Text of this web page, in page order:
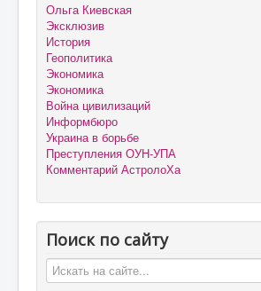
Ольга Киевская
Эксклюзив
История
Геополитика
Экономика
Экономика
Война цивилизаций
Информбюро
Украина в борьбе
Преступления ОУН-УПА
Комментарий АстролоХа
Поиск по сайту